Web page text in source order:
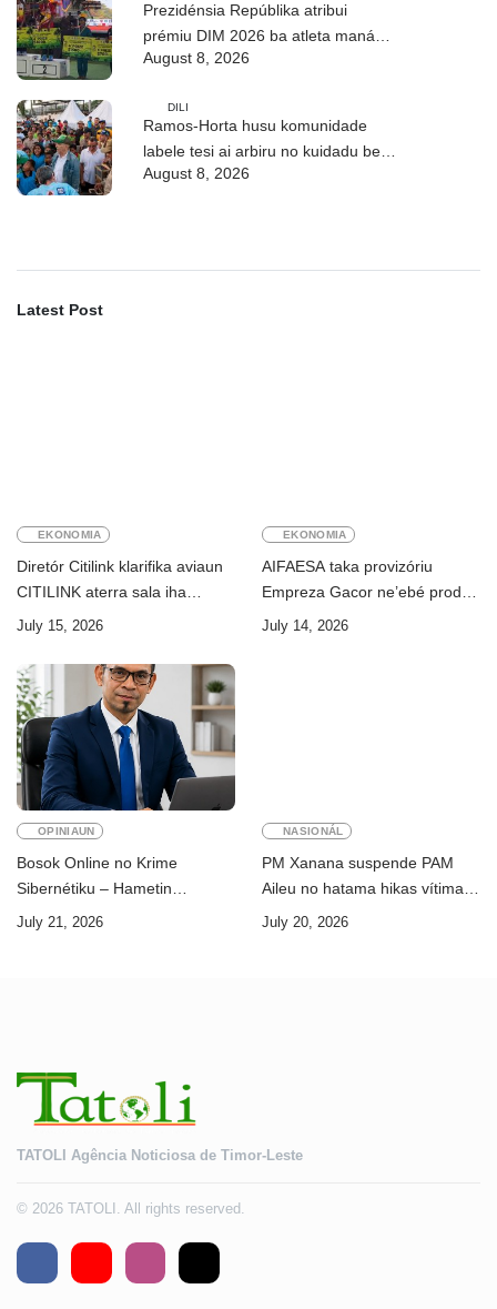
Prezidénsia Repúblika atribui
prémiu DIM 2026 ba atleta manán-
na’in sira
August 8, 2026
DILI
Ramos-Horta husu komunidade
labele tesi ai arbiru no kuidadu bee-
matan
August 8, 2026
Latest Post
EKONOMIA
Diretór Citilink klarifika aviaun
CITILINK aterra sala iha
Aeroportu Komoro ne’e
July 15, 2026
EKONOMIA
AIFAESA taka provizóriu
Empreza Gacor ne’ebé prodús
“pentolan”
July 14, 2026
OPINIAUN
Bosok Online no Krime
Sibernétiku – Hametin
Seguransa Dijitál ba Futuru
July 21, 2026
NASIONÁL
PM Xanana suspende PAM
Aileu no hatama hikas vítima
AMA ba servisu
July 20, 2026
TATOLI Agência Noticiosa de Timor-Leste
© 2026 TATOLI. All rights reserved.